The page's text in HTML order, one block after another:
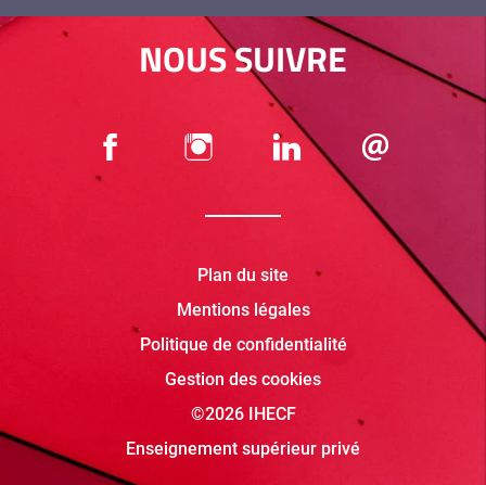
NOUS SUIVRE
Plan du site
Mentions légales
Politique de confidentialité
Gestion des cookies
©2026 IHECF
Enseignement supérieur privé